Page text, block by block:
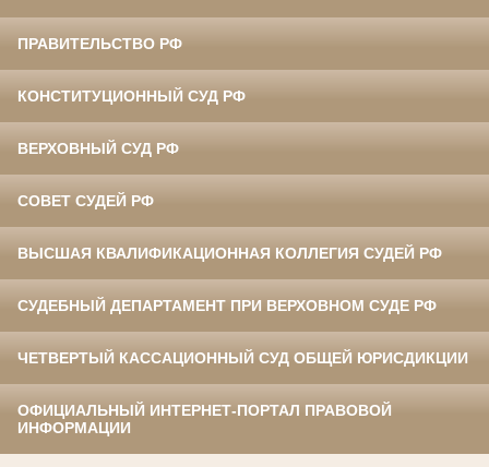
ПРАВИТЕЛЬСТВО РФ
КОНСТИТУЦИОННЫЙ СУД РФ
ВЕРХОВНЫЙ СУД РФ
СОВЕТ СУДЕЙ РФ
ВЫСШАЯ КВАЛИФИКАЦИОННАЯ КОЛЛЕГИЯ СУДЕЙ РФ
СУДЕБНЫЙ ДЕПАРТАМЕНТ ПРИ ВЕРХОВНОМ СУДЕ РФ
ЧЕТВЕРТЫЙ КАССАЦИОННЫЙ СУД ОБЩЕЙ ЮРИСДИКЦИИ
ОФИЦИАЛЬНЫЙ ИНТЕРНЕТ-ПОРТАЛ ПРАВОВОЙ
ИНФОРМАЦИИ